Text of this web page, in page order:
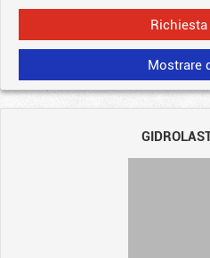
Mostrare